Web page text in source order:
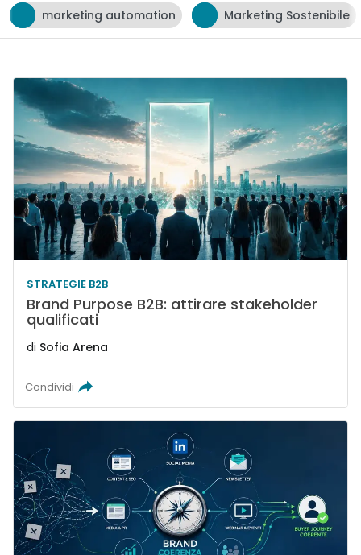
Marketing Sostenibile
STRATEGIE B2B
Brand Purpose B2B: attirare stakeholder
qualificati
di Sofia Arena
Condividi